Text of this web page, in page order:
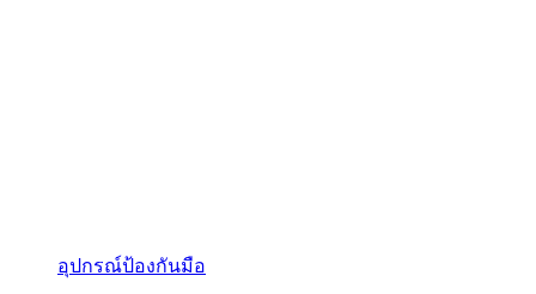
อุปกรณ์ป้องกันมือ